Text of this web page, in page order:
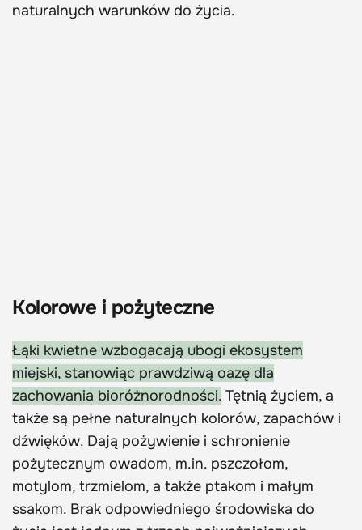
naturalnych warunków do życia.
Kolorowe i pożyteczne
Łąki kwietne wzbogacają ubogi ekosystem
miejski, stanowiąc prawdziwą oazę dla
zachowania bioróżnorodności. Tętnią życiem, a
także są pełne naturalnych kolorów, zapachów i
dźwięków. Dają pożywienie i schronienie
pożytecznym owadom, m.in. pszczołom,
motylom, trzmielom, a także ptakom i małym
ssakom. Brak odpowiedniego środowiska do